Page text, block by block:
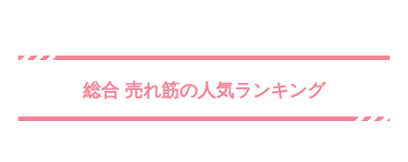
総合 売れ筋の人気ランキング